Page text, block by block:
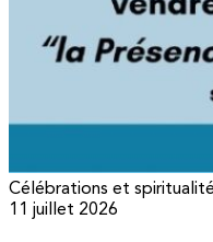
Célébrations et spiritualité
11 juillet 2026